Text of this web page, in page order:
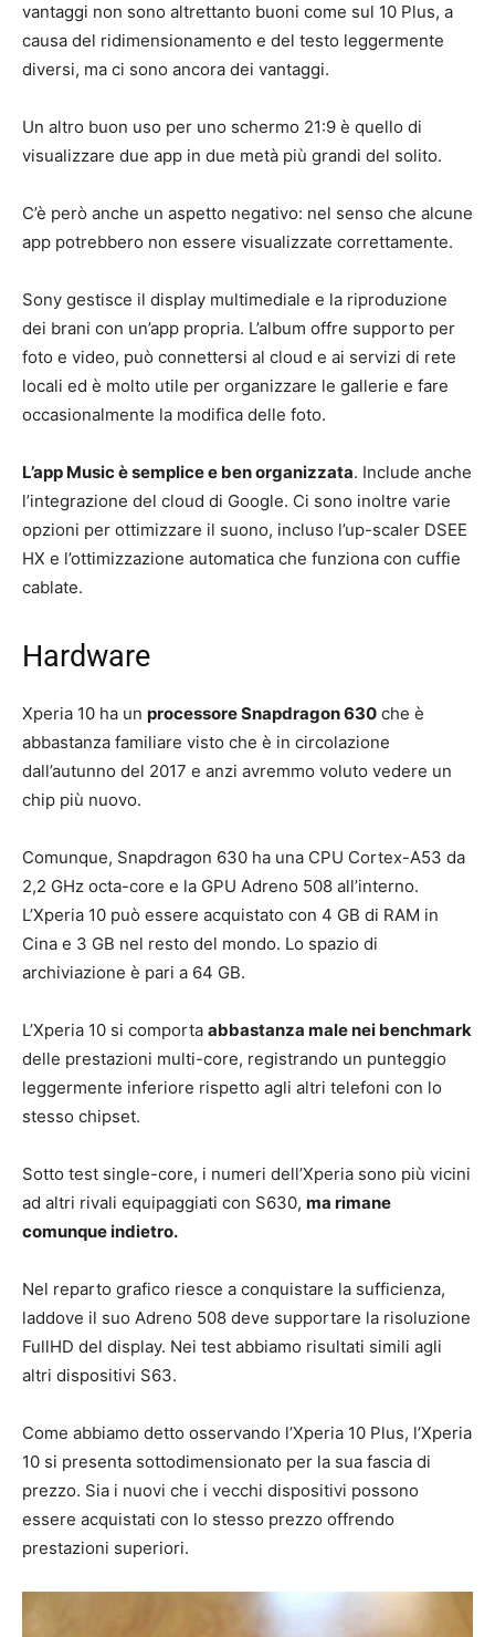
vantaggi non sono altrettanto buoni come sul 10 Plus, a
causa del ridimensionamento e del testo leggermente
diversi, ma ci sono ancora dei vantaggi.
Un altro buon uso per uno schermo 21:9 è quello di
visualizzare due app in due metà più grandi del solito.
C’è però anche un aspetto negativo: nel senso che alcune
app potrebbero non essere visualizzate correttamente.
Sony gestisce il display multimediale e la riproduzione
dei brani con un’app propria. L’album offre supporto per
foto e video, può connettersi al cloud e ai servizi di rete
locali ed è molto utile per organizzare le gallerie e fare
occasionalmente la modifica delle foto.
L’app Music è semplice e ben organizzata. Include anche
l’integrazione del cloud di Google. Ci sono inoltre varie
opzioni per ottimizzare il suono, incluso l’up-scaler DSEE
HX e l’ottimizzazione automatica che funziona con cuffie
cablate.
Hardware
Xperia 10 ha un processore Snapdragon 630 che è
abbastanza familiare visto che è in circolazione
dall’autunno del 2017 e anzi avremmo voluto vedere un
chip più nuovo.
Comunque, Snapdragon 630 ha una CPU Cortex-A53 da
2,2 GHz octa-core e la GPU Adreno 508 all’interno.
L’Xperia 10 può essere acquistato con 4 GB di RAM in
Cina e 3 GB nel resto del mondo. Lo spazio di
archiviazione è pari a 64 GB.
L’Xperia 10 si comporta abbastanza male nei benchmark
delle prestazioni multi-core, registrando un punteggio
leggermente inferiore rispetto agli altri telefoni con lo
stesso chipset.
Sotto test single-core, i numeri dell’Xperia sono più vicini
ad altri rivali equipaggiati con S630, ma rimane
comunque indietro.
Nel reparto grafico riesce a conquistare la sufficienza,
laddove il suo Adreno 508 deve supportare la risoluzione
FullHD del display. Nei test abbiamo risultati simili agli
altri dispositivi S63.
Come abbiamo detto osservando l’Xperia 10 Plus, l’Xperia
10 si presenta sottodimensionato per la sua fascia di
prezzo. Sia i nuovi che i vecchi dispositivi possono
essere acquistati con lo stesso prezzo offrendo
prestazioni superiori.